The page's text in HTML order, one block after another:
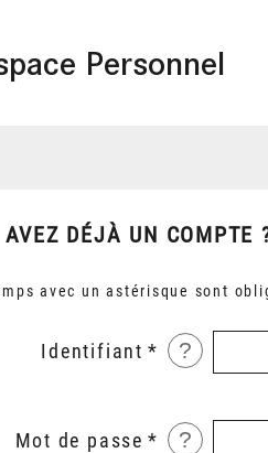
Personnel
AVEZ DÉJÀ UN COMPTE
avec un astérisque sont
Identifiant ?
Mot de passe ?